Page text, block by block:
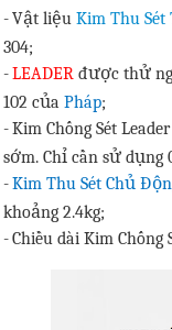
-Vật liệu Kim Thu Sét
304;
-LEADER được thử
102 của Pháp;
-Kim Chống Sét Leader
sớm. Chỉ cần sử dụng
-Kim Thu Sét Chủ
khoảng 2.4kg;
-Chiều dài Kim Chống